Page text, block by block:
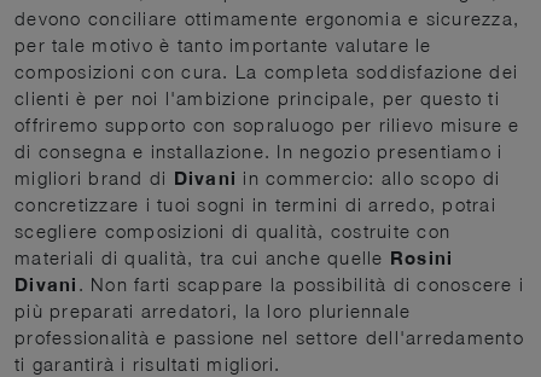
devono conciliare ottimamente ergonomia e sicurezza,
per tale motivo è tanto importante valutare le
composizioni con cura. La completa soddisfazione dei
clienti è per noi l'ambizione principale, per questo ti
offriremo supporto con sopraluogo per rilievo misure e
di consegna e installazione. In negozio presentiamo i
migliori brand di Divani in commercio: allo scopo di
concretizzare i tuoi sogni in termini di arredo, potrai
scegliere composizioni di qualità, costruite con
materiali di qualità, tra cui anche quelle Rosini
Divani . Non farti scappare la possibilità di conoscere i
più preparati arredatori, la loro pluriennale
professionalità e passione nel settore dell'arredamento
ti garantirà i risultati migliori.